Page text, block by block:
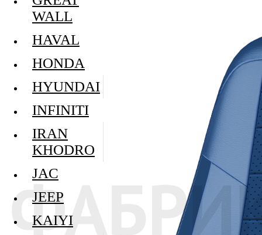
WALL
HAVAL
HONDA
HYUNDAI
INFINITI
IRAN
KHODRO
JAC
JEEP
KAIYI